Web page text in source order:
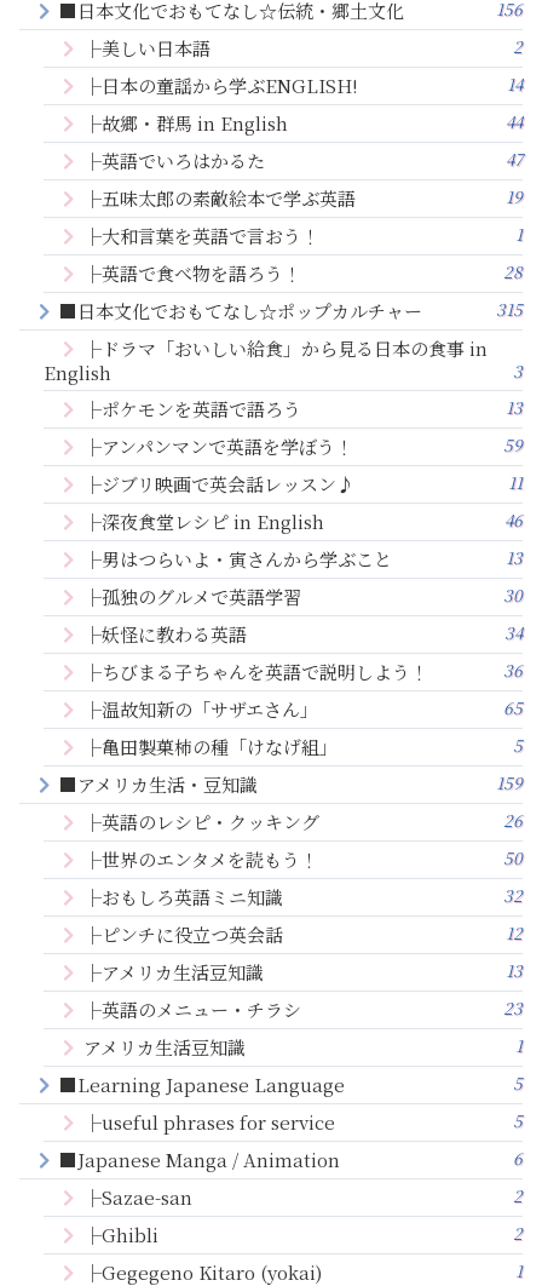
■日本文化でおもてなし☆伝統・郷土文化 156
├美しい日本語 2
├日本の童謡から学ぶENGLISH! 14
├故郷・群馬 in English 44
├英語でいろはかるた 47
├五味太郎の素敵絵本で学ぶ英語 19
├大和言葉を英語で言おう！ 1
├英語で食べ物を語ろう！ 28
■日本文化でおもてなし☆ポップカルチャー 315
├ドラマ「おいしい給食」から見る日本の食事 in
English
3
├ポケモンを英語で語ろう 13
├アンパンマンで英語を学ぼう！ 59
├ジブリ映画で英会話レッスン♪ 11
├深夜食堂レシピ in English 46
├男はつらいよ・寅さんから学ぶこと 13
├孤独のグルメで英語学習 30
├妖怪に教わる英語 34
├ちびまる子ちゃんを英語で説明しよう！ 36
├温故知新の「サザエさん」 65
├亀田製菓柿の種「けなげ組」 5
■アメリカ生活・豆知識 159
├英語のレシピ・クッキング 26
├世界のエンタメを読もう！ 50
├おもしろ英語ミニ知識 32
├ピンチに役立つ英会話 12
├アメリカ生活豆知識 13
├英語のメニュー・チラシ 23
アメリカ生活豆知識 1
■Learning Japanese Language 5
├useful phrases for service 5
■Japanese Manga / Animation 6
├Sazae-san 2
├Ghibli 2
├Gegegeno Kitaro (yokai) 1